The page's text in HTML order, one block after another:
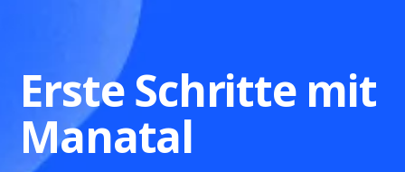
Erste Schritte mit
Manatal